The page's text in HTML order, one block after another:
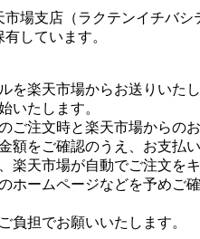
場支店（ラクテンイチバ
しています。
を楽天市場からお送りいたし
いたします。
ご注文時と楽天市場からの
額をご確認のうえ、お支払い
楽天市場が自動でご注文を
ホームページなどを予めご
負担でお願いいたします。